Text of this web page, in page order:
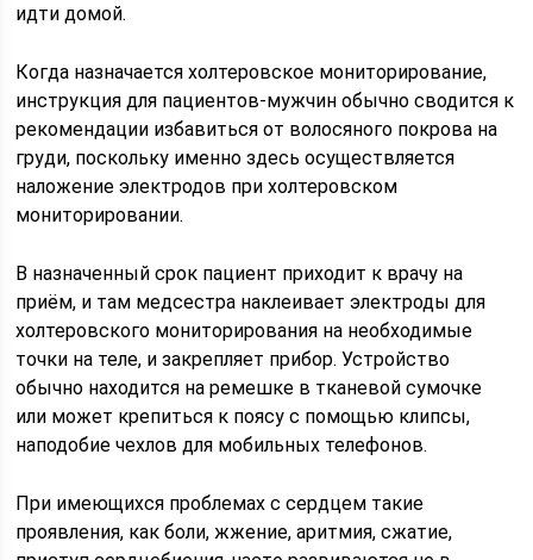
идти домой.
Когда назначается холтеровское мониторирование,
инструкция для пациентов-мужчин обычно сводится к
рекомендации избавиться от волосяного покрова на
груди, поскольку именно здесь осуществляется
наложение электродов при холтеровском
мониторировании.
В назначенный срок пациент приходит к врачу на
приём, и там медсестра наклеивает электроды для
холтеровского мониторирования на необходимые
точки на теле, и закрепляет прибор. Устройство
обычно находится на ремешке в тканевой сумочке
или может крепиться к поясу с помощью клипсы,
наподобие чехлов для мобильных телефонов.
При имеющихся проблемах с сердцем такие
проявления, как боли, жжение, аритмия, сжатие,